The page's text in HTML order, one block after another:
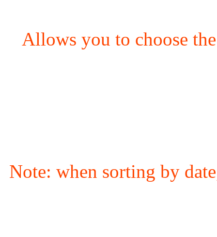
Allows you to choose
Note: when sorting by